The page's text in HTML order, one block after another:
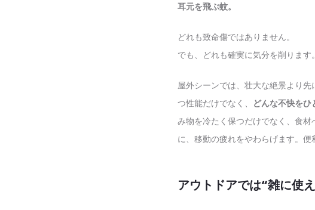
耳元を飛ぶ蚊。
どれも致命傷ではありません。
でも、どれも確実に気分を削ります。
屋外シーンでは、壮大な絶景より
つ性能だけでなく、 どんな不快を
み物を冷たく保つだけでなく、食
に、移動の疲れをやわらげます。
アウトドアでは“雑に使